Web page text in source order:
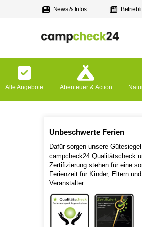
News & Infos
Alle Angebote Abenteuer & Action
Unbeschwerte Ferien
Dafür sorgen unsere
campcheck24 Qualitätscheck
Zertifizierung stehen für eine
Ferienzeit für Kinder, Eltern und
Veranstalter.